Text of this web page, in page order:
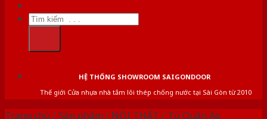
Tìm
kiếm:
HỆ THỐNG SHOWROOM SAIGONDOOR
Thế giới Cửa nhựa nhà tắm lõi thép chống nước tại Sài Gòn từ 2010
Trang chủ /Sản phẩm / NỘI THẤT / Tủ Quần Áo